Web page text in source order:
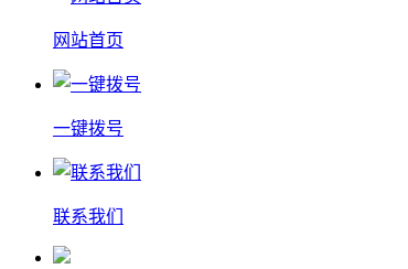
网站首页
一键拨号
联系我们